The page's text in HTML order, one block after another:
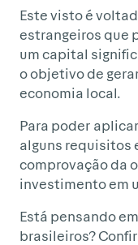
Este visto é
estrangeiros que
um capital
o objetivo de
economia local.
Para poder
alguns requisitos
comprovação da
investimento em
Está pensando
brasileiros?